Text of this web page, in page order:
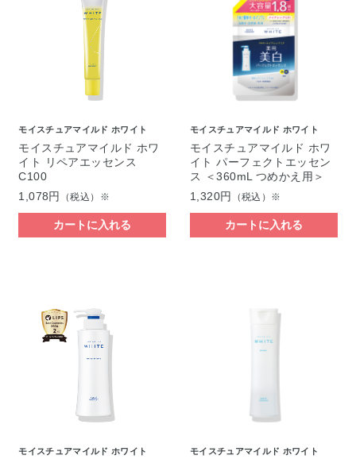
モイスチュアマイルド ホワイト
モイスチュアマイルド ホワ
イト リペアエッセンス
C100
1,078円
（税込）※
カートに入れる
モイスチュアマイルド ホワイト
モイスチュアマイルド ホワ
イト パーフェクトエッセン
ス ＜360mL つめかえ用＞
1,320円
（税込）※
カートに入れる
モイスチュアマイルド ホワイト モイスチュアマイルド ホワイト